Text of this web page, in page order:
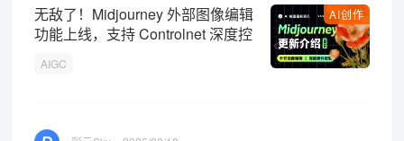
AI创作
无敌了！Midjourney 外部图像编辑
功能上线，支持 Controlnet 深度控
AIGC